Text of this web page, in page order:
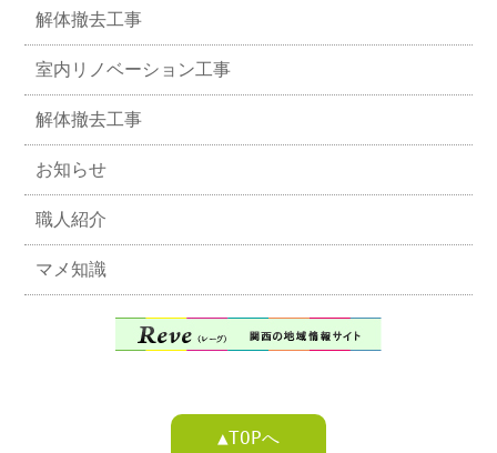
解体撤去工事
室内リノベーション工事
解体撤去工事
お知らせ
職人紹介
マメ知識
▲TOPへ